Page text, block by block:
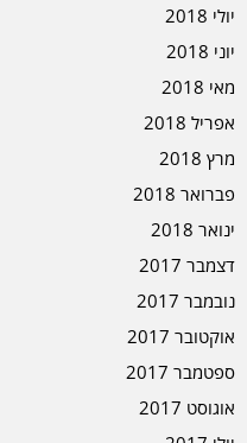
יולי 2018
יוני 2018
מאי 2018
אפריל 2018
מרץ 2018
פברואר 2018
ינואר 2018
דצמבר 2017
נובמבר 2017
אוקטובר 2017
ספטמבר 2017
אוגוסט 2017